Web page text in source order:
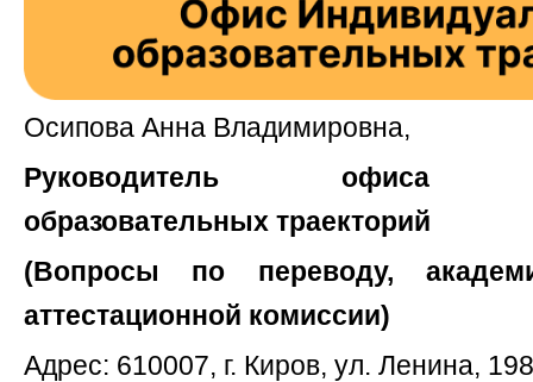
Осипова Анна Владимировна,
Руководитель офиса
образовательных траекторий
(Вопросы по переводу,
аттестационной комиссии)
Адрес: 610007, г. Киров, ул. Ленина,